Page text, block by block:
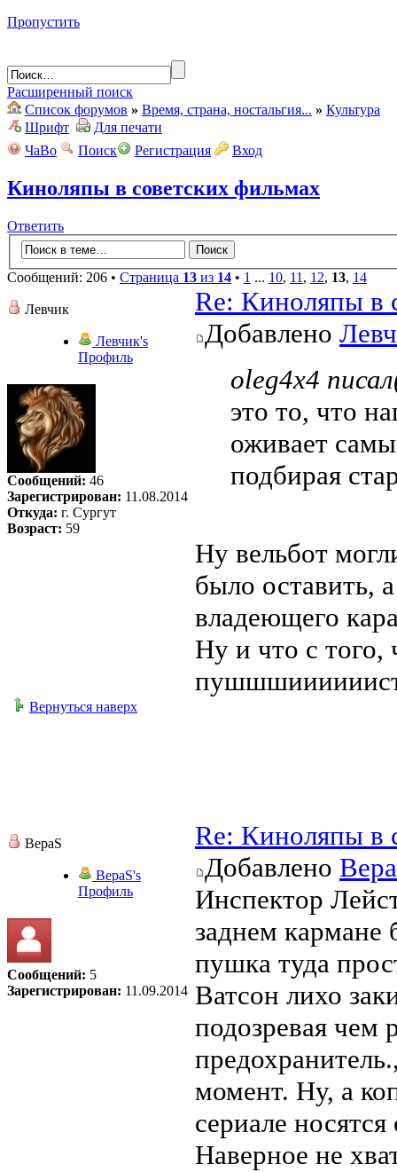
Пропустить
Расширенный поиск
Список форумов » Время, страна, ностальгия... » Культура
Шрифт
Для печати
ЧаВо
Поиск Регистрация Вход
Киноляпы в советских фильмах
Ответить
Сообщений: 206 • Страница 13 из 14 • 1 ... 10, 11, 12, 13, 14
Левчик
Левчик's
Профиль
Сообщений: 46
Зарегистрирован: 11.08.2014
Откуда: г. Сургут
Возраст: 59
Re: Киноляпы в
Добавлено
oleg4x4
это то, что
оживает
подбирая
Ну вельбот
было оставить,
владеющего
Ну и что с того,
Вернуться наверх
ВераS
ВераS's
Профиль
Сообщений: 5
Зарегистрирован: 11.09.2014
Re: Киноляпы в
Добавлено
Инспектор
заднем кармане
пушка туда
Ватсон лихо
подозревая чем
момент. Ну, а
сериале
Наверное не